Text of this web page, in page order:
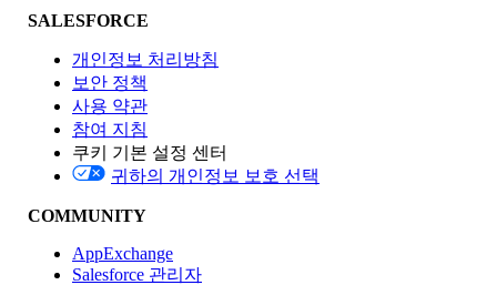
기능 영향
Edition
SALESFORCE
개인정보 처리방침
보안 정책
사용 약관
참여 지침
쿠키 기본 설정 센터
귀하의 개인정보 보호 선택
COMMUNITY
AppExchange
Salesforce 관리자